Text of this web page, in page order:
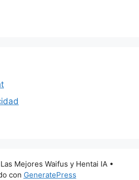
Mejores Waifus y Hentai IA•
con GeneratePress